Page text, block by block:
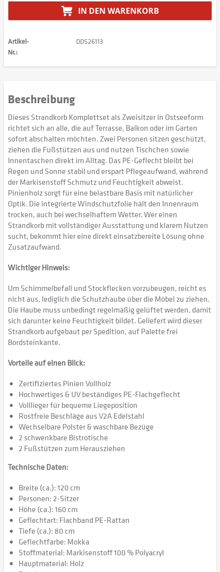
IN DEN WARENKORB
Artikel-
Nr.:
DDS26113
Beschreibung
Dieses Strandkorb Komplettset als Zweisitzer in Ostseeform
richtet sich an alle, die auf Terrasse, Balkon oder im Garten
sofort abschalten möchten. Zwei Personen sitzen geschützt,
ziehen die Fußstützen aus und nutzen Tischchen sowie
Innentaschen direkt im Alltag. Das PE-Geflecht bleibt bei
Regen und Sonne stabil und erspart Pflegeaufwand, während
der Markisenstoff Schmutz und Feuchtigkeit abweist.
Pinienholz sorgt für eine belastbare Basis mit natürlicher
Optik. Die integrierte Windschutzfolie hält den Innenraum
trocken, auch bei wechselhaftem Wetter. Wer einen
Strandkorb mit vollständiger Ausstattung und klarem Nutzen
sucht, bekommt hier eine direkt einsatzbereite Lösung ohne
Zusatzaufwand.
Wichtiger Hinweis:
Um Schimmelbefall und Stockflecken vorzubeugen, reicht es
nicht aus, lediglich die Schutzhaube über die Möbel zu ziehen.
Die Haube muss unbedingt regelmäßig gelüftet werden, damit
sich darunter keine Feuchtigkeit bildet. Geliefert wird dieser
Strandkorb aufgebaut per Spedition, auf Palette frei
Bordsteinkante.
Vorteile auf einen Blick:
Zertifiziertes Pinien Vollholz
Hochwertiges & UV beständiges PE-Flachgeflecht
Volllieger für bequeme Liegeposition
Rostfreie Beschläge aus V2A Edelstahl
Wechselbare Polster & waschbare Bezüge
2 schwenkbare Bistrotische
2 Fußstützen zum Herausziehen
Technische Daten:
Breite (ca.): 120 cm
Personen: 2-Sitzer
Höhe (ca.): 160 cm
Geflechtart: Flachband PE-Rattan
Tiefe (ca.): 80 cm
Geflechtfarbe: Mokka
Stoffmaterial: Markisenstoff 100 % Polyacryl
Hauptmaterial: Holz